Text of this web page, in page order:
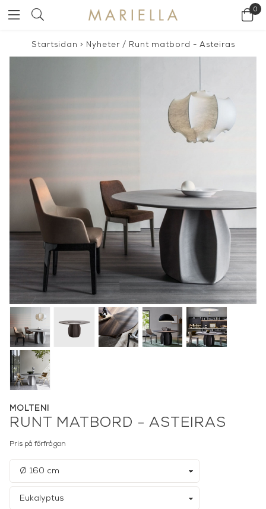
0
Startsidan > Nyheter/ Runt matbord - Asteiras
MOLTENI
RUNT MATBORD - ASTEIRAS
Pris på förfrågan